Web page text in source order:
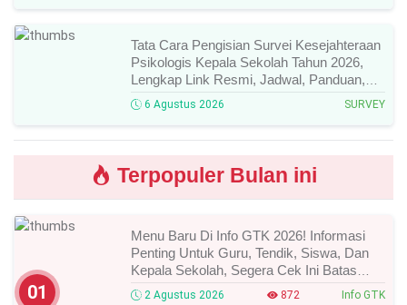
Tata Cara Pengisian Survei Kesejahteraan
Psikologis Kepala Sekolah Tahun 2026,
Lengkap Link Resmi, Jadwal, Panduan,
Dan Hal Yang Wajib Diperhatikan!
6 Agustus 2026 SURVEY
Terpopuler Bulan ini
01
Menu Baru Di Info GTK 2026! Informasi
Penting Untuk Guru, Tendik, Siswa, Dan
Kepala Sekolah, Segera Cek Ini Batas
Waktunya!
2 Agustus 2026 872 Info GTK